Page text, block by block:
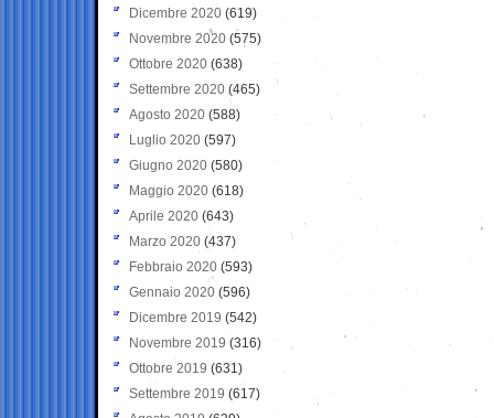
Dicembre 2020 (619)
Novembre 2020 (575)
Ottobre 2020 (638)
Settembre 2020(465)
Agosto 2020 (588)
Luglio 2020 (597)
Giugno 2020 (580)
Maggio 2020 (618)
Aprile 2020 (643)
Marzo 2020 (437)
Febbraio 2020 (593)
Gennaio 2020 (596)
Dicembre 2019 (542)
Novembre 2019 (316)
Ottobre 2019 (631)
Settembre 2019 (617)